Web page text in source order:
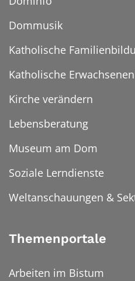
Dommusik
Katholische
Katholische
Kirche verändern
Lebensberatung
Museum am Dom
Soziale Lerndienste
Weltanschauungen &
Themenportale
Arbeiten im Bistum